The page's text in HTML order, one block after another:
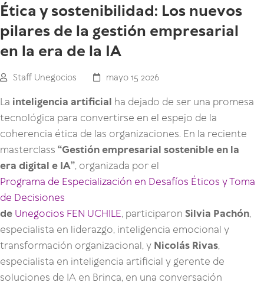
Ética y sostenibilidad: Los nuevos
pilares de la gestión empresarial
en la era de la IA
Staff Unegocios mayo 15 2026
La inteligencia artificial ha dejado de ser una promesa
tecnológica para convertirse en el espejo de la
coherencia ética de las organizaciones. En la reciente
masterclass “Gestión empresarial sostenible en la
era digital e IA”, organizada por el
Programa de Especialización en Desafíos Éticos y Toma
de Decisiones
de Unegocios FEN UCHILE, participaron Silvia Pachón,
especialista en liderazgo, inteligencia emocional y
transformación organizacional, y Nicolás Rivas,
especialista en inteligencia artificial y gerente de
soluciones de IA en Brinca, en una conversación